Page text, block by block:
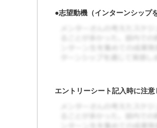
●志望動機（インターンシップ
エントリーシート記入時に注